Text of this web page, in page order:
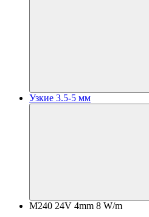
Узкие 3.5-5 мм
M240 24V 4mm 8 W/m